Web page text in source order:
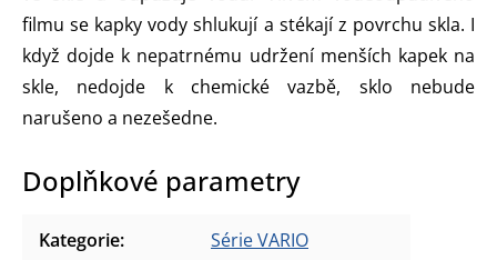
filmu se kapky vody shlukují a stékají z povrchu skla. I
když dojde k nepatrnému udržení menších kapek na
skle, nedojde k chemické vazbě, sklo nebude
narušeno a nezešedne.
Doplňkové parametry
Kategorie: Série VARIO